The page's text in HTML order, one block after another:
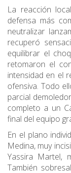
La reacción
defensa más
neutralizar
recuperó
equilibrar el
retomaron el
intensidad en el
ofensiva. Todo
parcial
completo a un
final del equipo
En el plano
Medina, muy
Yassira Martel,
También